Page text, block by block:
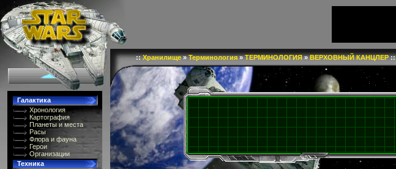
Галактика
Хронология
Картография
Планеты и места
Расы
Флора и фауна
Герои
Организации
Техника
::Хранилище»Терминология»ТЕРМИНОЛОГИЯ»ВЕРХОВНЫЙ КАНЦЛЕР::